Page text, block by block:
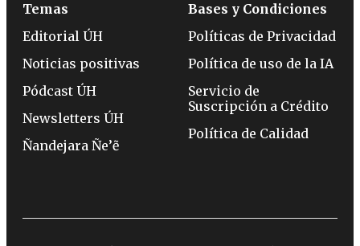
Temas
Editorial ÚH
Noticias positivas
Pódcast ÚH
Newsletters ÚH
Ñandejara Ñe’ẽ
Bases y Condiciones
Políticas de Privacidad
Política de uso de la IA
Servicio de
Suscripción a Crédito
Política de Calidad